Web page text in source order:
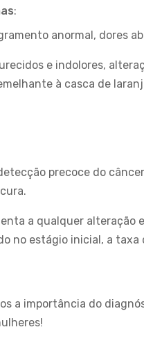
:
anormal, dores
e indolores,
à casca de
precoce do
a qualquer alteração
no estágio inicial, a
a importância do